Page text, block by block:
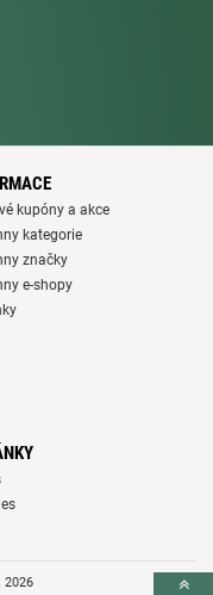
kupóny a akce
kategorie
značky
e-shopy
2026